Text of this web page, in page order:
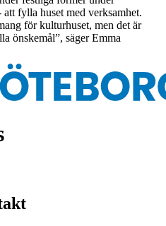
fylla huset med verksamhet.
för kulturhuset, men det är
önskemål”, säger Emma